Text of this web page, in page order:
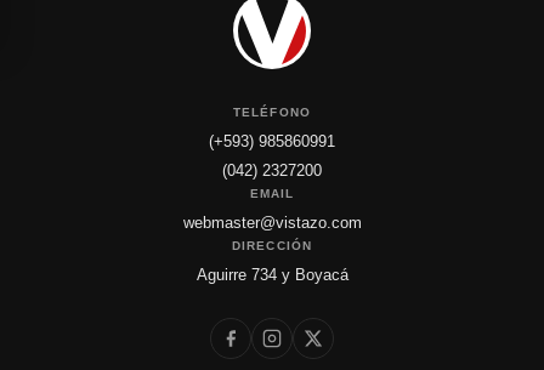
TELÉFONO
(+593) 985860991
(042) 2327200
EMAIL
webmaster@vistazo.com
DIRECCIÓN
Aguirre 734 y Boyacá